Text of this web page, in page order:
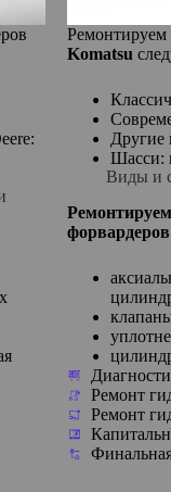
Ремонтируем
Komatsu
Другие
Шасси:
Виды и
Ремонт
Ремонт